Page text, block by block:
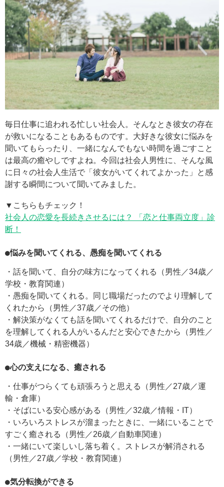
毎日仕事に追われる忙しい社会人。そんなとき彼女の存在
が救いになることもあるものです。大好きな彼女に悩みを
聞いてもらったり、一緒になんでもない時間を過ごすこと
は最高の癒やしですよね。今回は社会人男性に、そんな風
に日々の社会人生活で「彼女がいてくれてよかった」と感
謝する瞬間について聞いてみました。
▼こちらもチェック！
社会人の恋愛を長続きさせるには？ 「恋と仕事両立度」診
断！
●悩みを聞いてくれる、愚痴を聞いてくれる
・話を聞いて、自分の味方になってくれる（男性／34歳／
学校・教育関連）
・愚痴を聞いてくれる。同じ職場だったのでより理解して
くれたから（男性／37歳／その他）
・解決策がなくても話を聞いてくれるだけで、自分のこと
を理解してくれる人がいるんだと安心できたから（男性／
34歳／機械・精密機器）
●心の支えになる、癒される
・仕事がつらくても頑張ろうと思える（男性／27歳／運
輸・倉庫）
・そばにいる安心感がある（男性／32歳／情報・IT）
・いろいろストレスが溜まったときに、一緒にいることで
すごく癒される（男性／26歳／自動車関連）
・一緒にいて楽しいし落ち着く。ストレスが解消される
（男性／27歳／学校・教育関連）
●気分転換ができる